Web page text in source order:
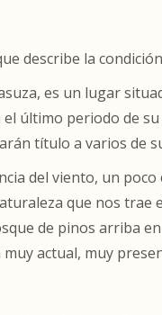
describe la
es un lugar
último periodo de
título a varios de
del viento, un
que nos trae
de pinos arriba
actual, muy